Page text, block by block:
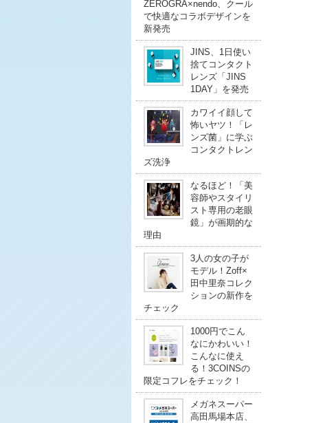
ZEROGRA×nendo、クール
で快適なコラボデザインを
新発売
JINS、1日使い
捨てコンタクト
レンズ「JINS
1DAY」を発売
カワイイ顔して
怖いヤツ！「レ
ンズ菌」に学ぶ
コンタクトレン
ズ洗浄
なるほど！「美
容師やスタイリ
スト専用の老眼
鏡」が画期的な
理由
3人の女の子が
モデル！Zoff×
田中里奈コレク
ションの新作を
チェック
1000円でこん
なにかわいい！
こんなに使え
る！3COINSの
限定コフレをチェック！
メガネスーパー
高田馬場本店、